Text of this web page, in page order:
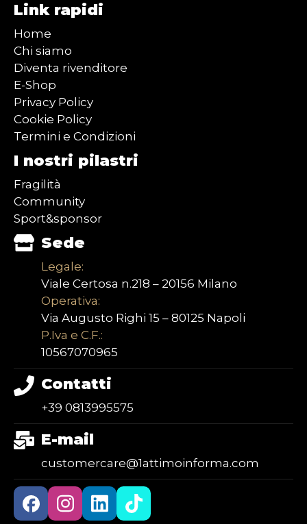
Link rapidi
Home
Chi siamo
Diventa rivenditore
E-Shop
Privacy Policy
Cookie Policy
Termini e Condizioni
I nostri pilastri
Fragilità
Community
Sport&sponsor
Sede
Legale:
Viale Certosa n.218 – 20156 Milano
Operativa:
Via Augusto Righi 15 – 80125 Napoli
P.Iva e C.F.:
10567070965
Contatti
+39 0813995575
E-mail
customercare@1attimoinforma.com